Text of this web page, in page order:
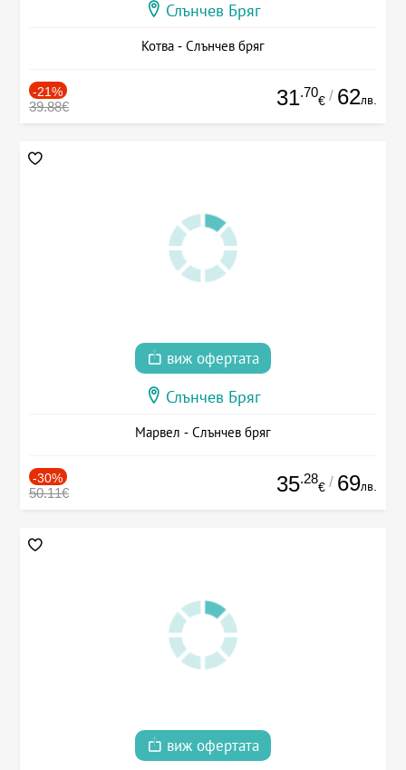
Слънчев Бряг
Котва - Слънчев бряг
-21%
39.88€ 31.70
€ / 62лв.
виж офертата
Слънчев Бряг
Марвел - Слънчев бряг
-30%
50.11€ 35.28
€ / 69лв.
виж офертата